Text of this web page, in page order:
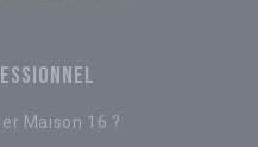
Maison 16 ?